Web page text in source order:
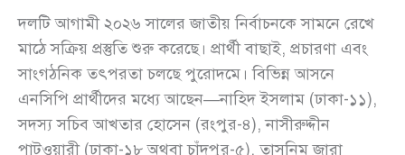
দলটি আগামী ২০২৬ সালের জাতীয় নির্বাচনকে সামনে রেখে
মাঠে সক্রিয় প্রস্তুতি শুরু করেছে। প্রার্থী বাছাই, প্রচারণা এবং
সাংগঠনিক তৎপরতা চলছে পুরোদমে। বিভিন্ন আসনে
এনসিপি প্রার্থীদের মধ্যে আছেন—নাহিদ ইসলাম (ঢাকা-১১),
সদস্য সচিব আখতার হোসেন (রংপুর-৪), নাসীরুদ্দীন
পাটওয়ারী (ঢাকা-১৮ অথবা চাঁদপুর-৫), তাসনিম জারা